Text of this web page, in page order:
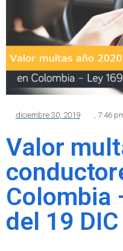
diciembre 30, 2019 7:46
Valor
Colombia
del 19